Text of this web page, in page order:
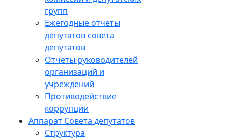
групп
Ежегодные отчеты
депутатов совета
депутатов
Отчеты руководителей
организаций и
учреждений
Противодействие
коррупции
Аппарат Совета депутатов
Структура